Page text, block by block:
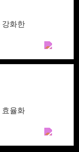
강화한
효율화